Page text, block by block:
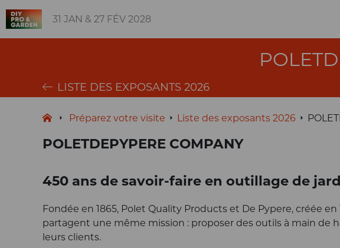
31 JAN & 27 FÉV 2028
LISTE DES EXPOSANTS 2026
Préparez votre visite Liste des exposants 2026
POLETDEPYPERE COMPANY
450 ans de savoir-faire en outillage de
Fondée en 1865, Polet Quality Products et De Pypere, créée
partagent une même mission : proposer des outils à main de
leurs clients.